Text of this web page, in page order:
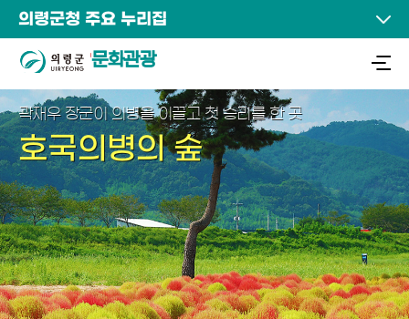
의령군청 주요 누리집
문화관광
곽재우 장군이 의병을 이끌고 첫 승리를 한 곳
호국의병의 숲